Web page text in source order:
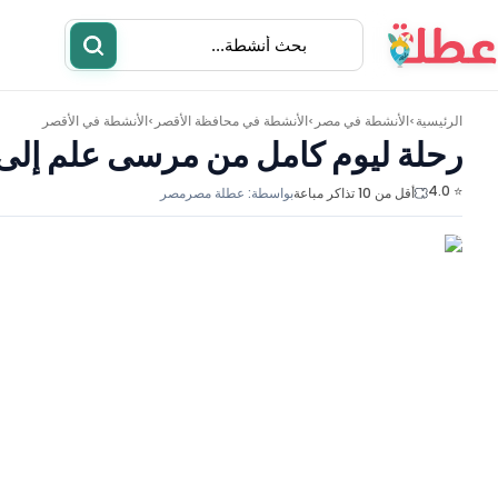
أنشطة مطاعم
الرئيسية >الأنشطة فيمصر >الأنشطة فيمحافظة الأقصر >الأنشطة فيالأقصر
رحلة ليوم كامل من مرسى علم
⭐ 4.0 أقل من 10 تذاكر مباعة بواسطة: عطلة مصرمصر